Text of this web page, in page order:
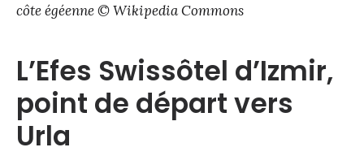
côte égéenne © Wikipedia Commons
L’Efes Swissôtel d’Izmir,
point de départ vers
Urla